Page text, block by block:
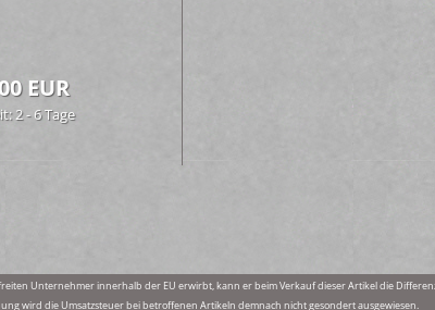
EUR
2 - 6 Tage
Unternehmer innerhalb der EU erwirbt, kann er beim Verkauf dieser Artikel die
wird die Umsatzsteuer bei betroffenen Artikeln demnach nicht gesondert ausgewiesen.